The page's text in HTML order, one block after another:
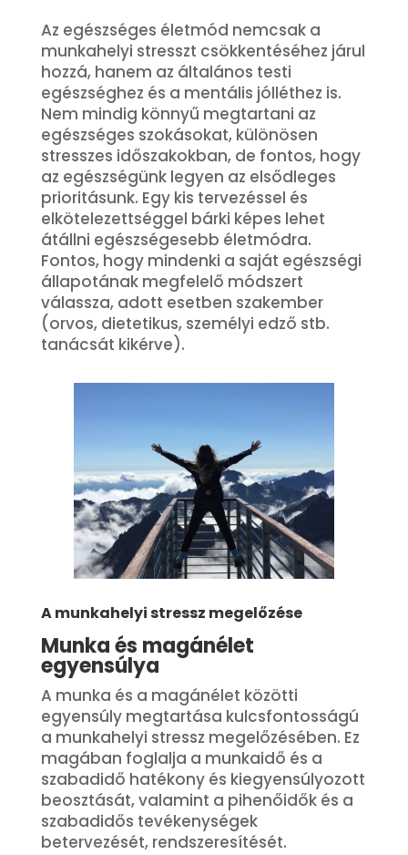
Az egészséges életmód nemcsak a
munkahelyi stresszt csökkentéséhez járul
hozzá, hanem az általános testi
egészséghez és a mentális jólléthez is.
Nem mindig könnyű megtartani az
egészséges szokásokat, különösen
stresszes időszakokban, de fontos, hogy
az egészségünk legyen az elsődleges
prioritásunk. Egy kis tervezéssel és
elkötelezettséggel bárki képes lehet
átállni egészségesebb életmódra.
Fontos, hogy mindenki a saját egészségi
állapotának megfelelő módszert
válassza, adott esetben szakember
(orvos, dietetikus, személyi edző stb.
tanácsát kikérve).
A munkahelyi stressz megelőzése
Munka és magánélet
egyensúlya
A munka és a magánélet közötti
egyensúly megtartása kulcsfontosságú
a munkahelyi stressz megelőzésében. Ez
magában foglalja a munkaidő és a
szabadidő hatékony és kiegyensúlyozott
beosztását, valamint a pihenőidők és a
szabadidős tevékenységek
betervezését, rendszeresítését.